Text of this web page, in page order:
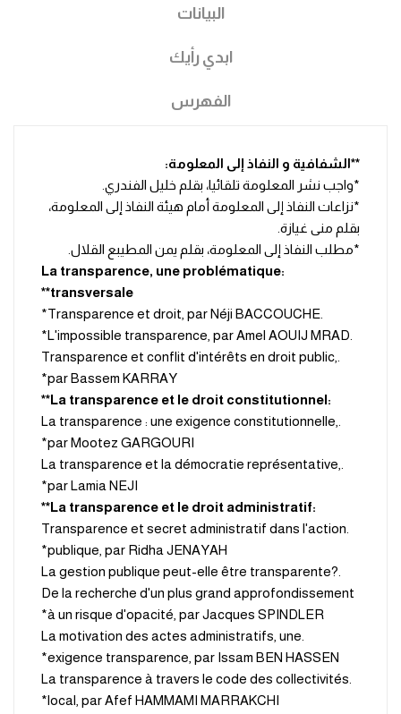
البيانات
ابدي رأيك
الفهرس
**الشفافية و النفاذ إلى المعلومة:
*واجب نشر المعلومة تلقائيا، بقلم خليل الفندري.
*نزاعات النفاذ إلى المعلومة أمام هيئة النفاذ إلى المعلومة،
بقلم منى غيازة.
*مطلب النفاذ إلى المعلومة، بقلم يمن المطيبع القلال.
:La transparence, une problématique
transversale**
.Transparence et conflit d'intérêts en droit public,
par Bassem KARRAY*
:La transparence et le droit constitutionnel**
.La transparence : une exigence constitutionnelle,
par Mootez GARGOURI*
.La transparence et la démocratie représentative,
par Lamia NEJI*
:La transparence et le droit administratif**
.Transparence et secret administratif dans l'action
publique, par Ridha JENAYAH*
.La gestion publique peut-elle être transparente?
De la recherche d'un plus grand approfondissement
à un risque d'opacité, par Jacques SPINDLER*
.La motivation des actes administratifs, une
exigence transparence, par Issam BEN HASSEN*
.La transparence à travers le code des collectivités
local, par Afef HAMMAMI MARRAKCHI*